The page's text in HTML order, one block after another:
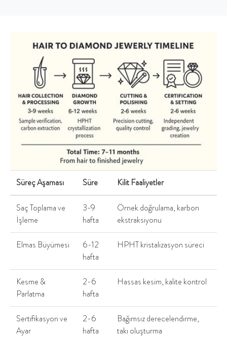
Süreç Aşaması Süre Kilit Faaliyetler
Saç Toplama ve
İşleme
3-9
hafta
Örnek doğrulama, karbon
ekstraksiyonu
Elmas Büyümesi
6-12
hafta
HPHT kristalizasyon süreci
Kesme &
Parlatma
2-6
hafta
Hassas kesim, kalite kontrol
Sertifikasyon ve
Ayar
2-6
hafta
Bağımsız derecelendirme,
takı oluşturma